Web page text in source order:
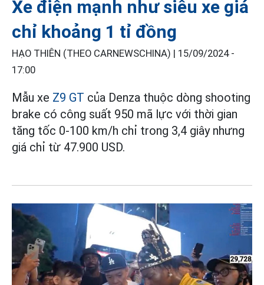
Xe điện mạnh như siêu xe giá
chỉ khoảng 1 tỉ đồng
HẠO THIÊN (THEO CARNEWSCHINA) | 15/09/2024 -
17:00
Mẫu xe Z9 GT của Denza thuộc dòng shooting
brake có công suất 950 mã lực với thời gian
tăng tốc 0-100 km/h chỉ trong 3,4 giây nhưng
giá chỉ từ 47.900 USD.